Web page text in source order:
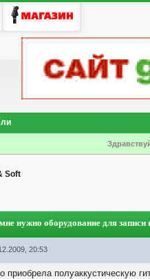
Soft
нужно оборудование для записи
20:53
приобрела полуаккустическую